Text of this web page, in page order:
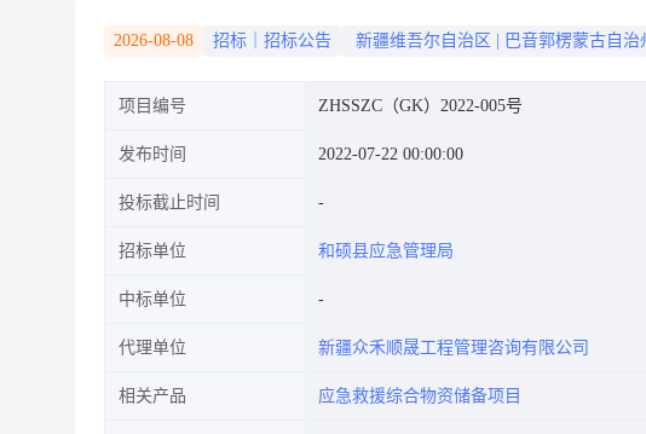
2026-08-08 招标｜招标公告 新疆维吾尔自治区 巴音郭楞蒙古自治
项目编号 ZHSSZC（GK）2022-005号
发布时间 2022-07-22 00:00:00
投标截止时间
招标单位 和硕县应急管理局
中标单位
代理单位 新疆众禾顺晟工程管理咨询有限公司
相关产品 应急救援综合物资储备项目